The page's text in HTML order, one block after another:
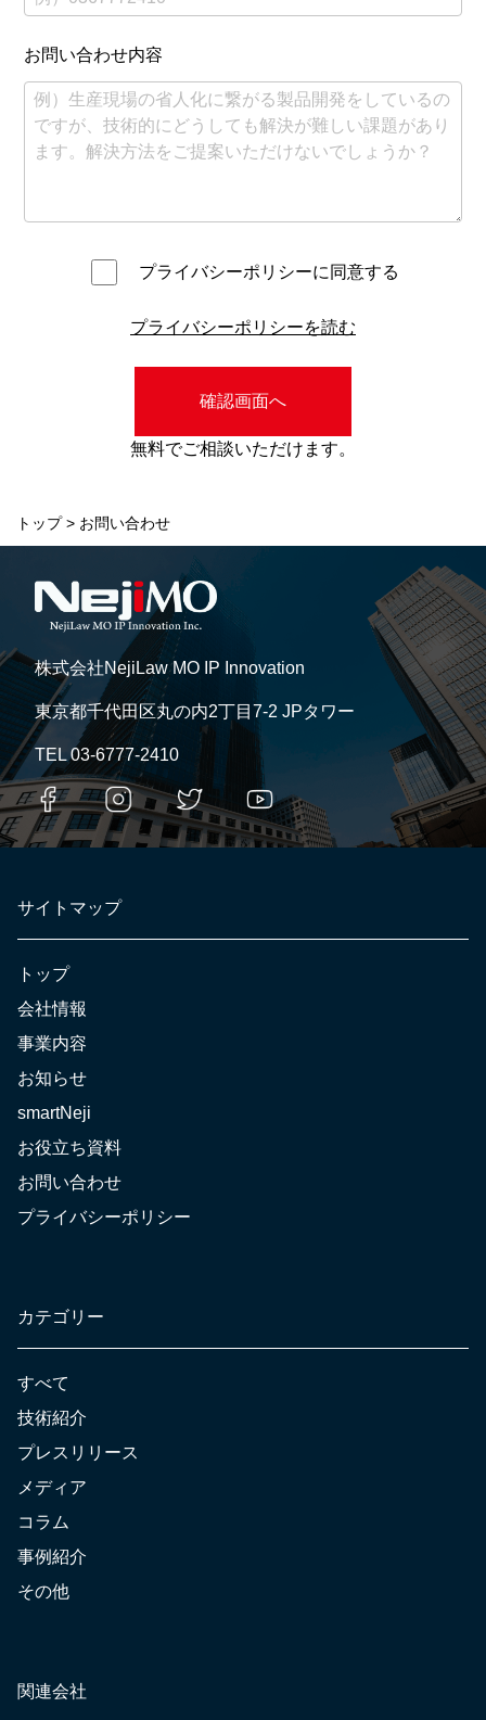
お問い合わせ内容
プライバシーポリシーに同意する
プライバシーポリシーを読む
無料でご相談いただけます。
トップ> お問い合わせ
株式会社NejiLaw MO IP Innovation
東京都千代田区丸の内2丁目7-2 JPタワー
TEL 03-6777-2410
サイトマップ
トップ
会社情報
事業内容
お知らせ
smartNeji
お役立ち資料
お問い合わせ
プライバシーポリシー
カテゴリー
すべて
技術紹介
プレスリリース
メディア
コラム
事例紹介
その他
関連会社